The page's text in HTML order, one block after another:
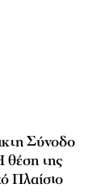
Σύνοδο
της
Πλαίσιο